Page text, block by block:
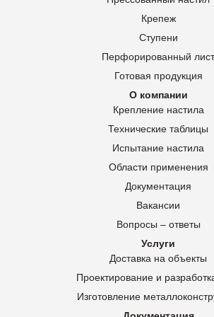
Крепеж
Ступени
Перфорированный лист
Готовая продукция
О компании
Крепление настила
Технические таблицы
Испытание настила
Области применения
Документация
Вакансии
Вопросы – ответы
Услуги
Доставка на объекты
Проектирование и
Изготовление